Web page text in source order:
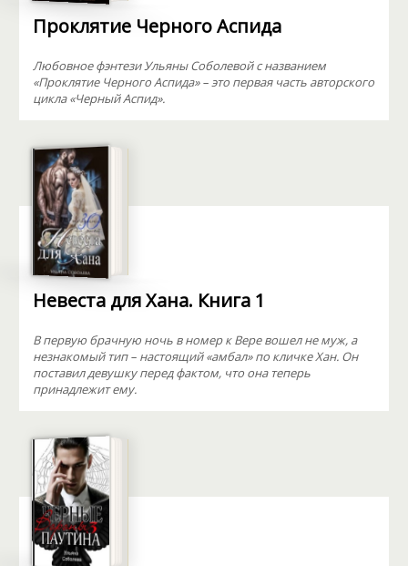
Проклятие Черного Аспида
Любовное фэнтези Ульяны Соболевой с названием
«Проклятие Черного Аспида» – это первая часть авторского
цикла «Черный Аспид».
Невеста для Хана. Книга 1
В первую брачную ночь в номер к Вере вошел не муж, а
незнакомый тип – настоящий «амбал» по кличке Хан. Он
поставил девушку перед фактом, что она теперь
принадлежит ему.